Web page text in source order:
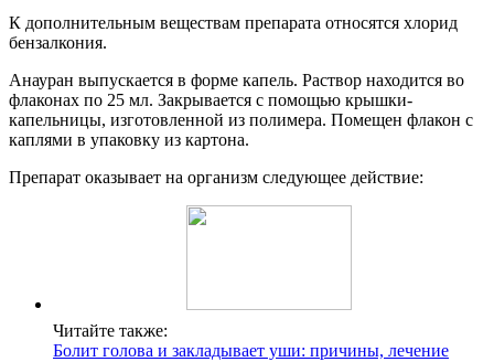
К дополнительным веществам препарата относятся хлорид
бензалкония.
Анауран выпускается в форме капель. Раствор находится во
флаконах по 25 мл. Закрывается с помощью крышки-
капельницы, изготовленной из полимера. Помещен флакон с
каплями в упаковку из картона.
Препарат оказывает на организм следующее действие:
Читайте также:
Болит голова и закладывает уши: причины, лечение